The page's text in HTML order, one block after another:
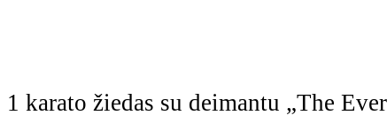
1 karato žiedas su deimantu „The